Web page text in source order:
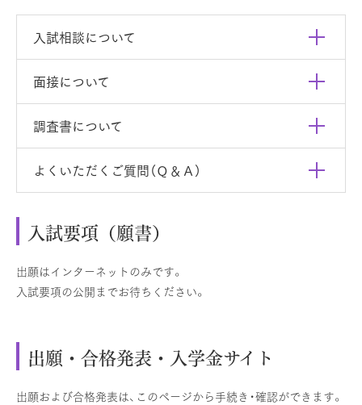
入試相談について
面接について
調査書について
よくいただくご質問（Ｑ＆Ａ）
入試要項（願書）
出願はインターネットのみです。
入試要項の公開までお待ちください。
出願・合格発表・入学金サイト
出願および合格発表は、このページから手続き・確認ができます。